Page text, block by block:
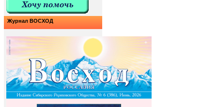
Журнал ВОСХОД